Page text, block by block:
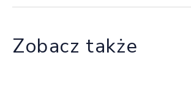
Zobacz także